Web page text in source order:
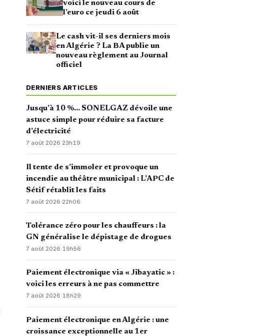
voici le nouveau cours de
l’euro ce jeudi 6 août
Le cash vit-il ses derniers mois
en Algérie ? La BA publie un
nouveau règlement au Journal
officiel
DERNIERS ARTICLES
Jusqu’à 10 %… SONELGAZ dévoile une
astuce simple pour réduire sa facture
d’électricité
7 août 2026·23h19
Il tente de s’immoler et provoque un
incendie au théâtre municipal : L’APC de
Sétif rétablit les faits
7 août 2026·22h06
Tolérance zéro pour les chauffeurs : la
GN généralise le dépistage de drogues
7 août 2026·19h56
Paiement électronique via « Jibayatic » :
voici les erreurs à ne pas commettre
7 août 2026·18h29
Paiement électronique en Algérie : une
croissance exceptionnelle au 1er